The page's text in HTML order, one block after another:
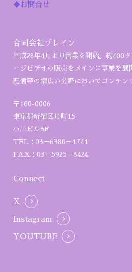
◆お問合せ
合同会社ブレイン
平成28年4月より営業を開始。約400
ージビデオの販売をメインに事業を展
配信等の幅広い分野においてコンテン
〒160-0006
東京都新宿区舟町15
小川ビル3F
TEL：03－6380－1741
FAX：03－5925－8424
Connect
X
Instagram
YOUTUBE